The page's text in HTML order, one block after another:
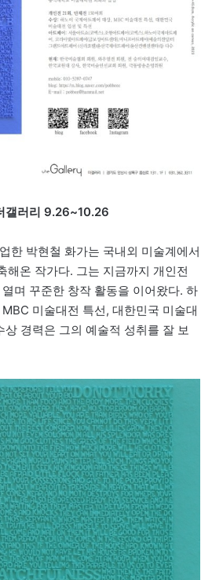
갤러리 9.26~10.26
한 박현철 화가는 국내외 미술계에서
해온 작가다. 그는 지금까지 개인전
며 꾸준한 창작 활동을 이어왔다. 하
미술대전 특선, 대한민국 미술대
상 경력은 그의 예술적 성취를 잘 보